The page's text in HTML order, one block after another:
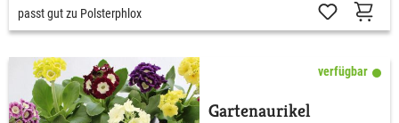
passt gut zu Polsterphlox
verfügbar
Gartenaurikel